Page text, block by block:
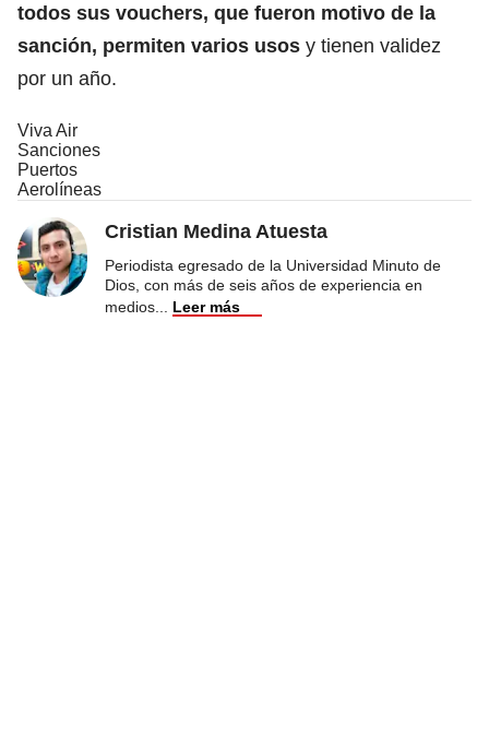
todos sus vouchers, que fueron motivo de la
sanción, permiten varios usos y tienen validez
por un año.
Viva Air
Sanciones
Puertos
Aerolíneas
Cristian Medina Atuesta
Periodista egresado de la Universidad Minuto de
Dios, con más de seis años de experiencia en
medios
Leer más